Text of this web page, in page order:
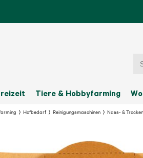
Tiere & Hobbyfarming
Hofbedarf Reinigungsmaschinen Nass- &